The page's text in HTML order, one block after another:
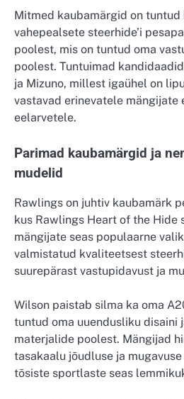
Mitmed kaubamärgid on
vahepealsete steerhide’i
poolest, mis on tuntud oma
poolest. Tuntuimad
ja Mizuno, millest igaühel on
vastavad erinevatele mängijate
eelarvetele.
Parimad kaubamärgid ja
mudelid
Rawlings on juhtiv kaubamärk
kus Rawlings Heart of the Hide
mängijate seas populaarne
valmistatud kvaliteetsest
suurepärast vastupidavust ja
Wilson paistab silma ka oma
tuntud oma uuendusliku disaini
materjalide poolest. Mängijad
tasakaalu jõudluse ja
tõsiste sportlaste seas